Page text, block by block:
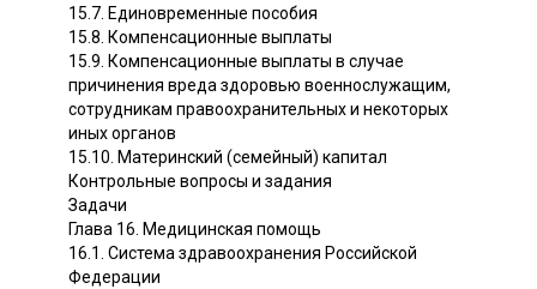
15.7. Единовременные пособия
15.8. Компенсационные выплаты
15.9. Компенсационные выплаты в случае
причинения вреда здоровью военнослужащим,
сотрудникам правоохранительных и некоторых
иных органов
15.10. Материнский (семейный) капитал
Контрольные вопросы и задания
Задачи
Глава 16. Медицинская помощь
16.1. Система здравоохранения Российской
Федерации